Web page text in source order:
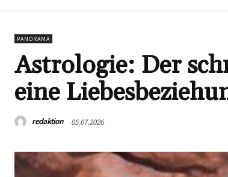
PANORAMA
Astrologie: Der
eine
redaktion 05.07.2026